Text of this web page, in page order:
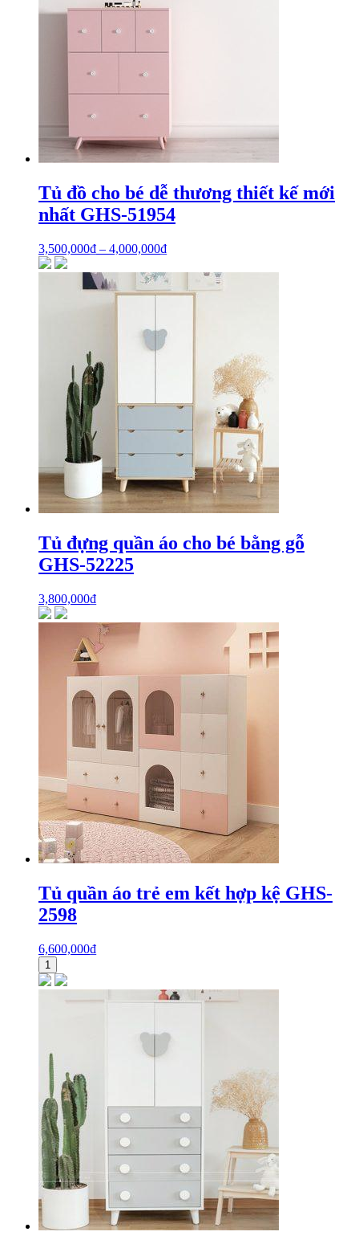
Tủ đồ cho bé dễ thương thiết kế mới
nhất GHS-51954
3,500,000₫ – 4,000,000₫
Tủ đựng quần áo cho bé bằng gỗ
GHS-52225
3,800,000₫
Tủ quần áo trẻ em kết hợp kệ GHS-
2598
6,600,000₫
1